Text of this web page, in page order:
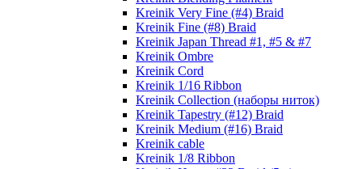
Kreinik Very Fine (#4) Braid
Kreinik Fine (#8) Braid
Kreinik Japan Thread #1, #5 & #7
Kreinik Ombre
Kreinik Cord
Kreinik 1/16 Ribbon
Kreinik Collection (наборы ниток)
Kreinik Tapestry (#12) Braid
Kreinik Medium (#16) Braid
Kreinik cable
Kreinik 1/8 Ribbon